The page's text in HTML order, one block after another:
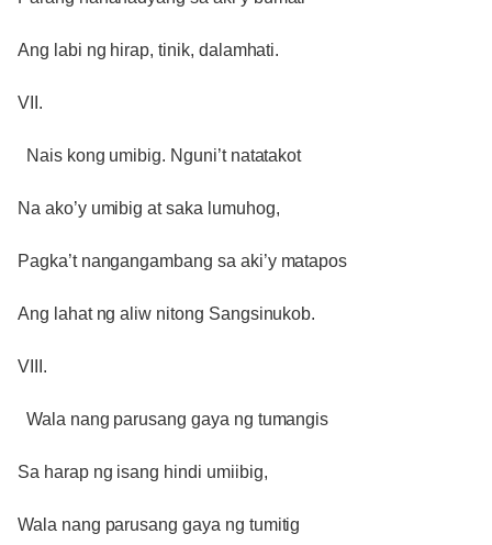
Ang labi ng hirap, tinik, dalamhati.
VII.
Nais kong umibig. Nguni’t natatakot
Na ako’y umibig at saka lumuhog,
Pagka’t nangangambang sa aki’y matapos
Ang lahat ng aliw nitong Sangsinukob.
VIII.
Wala nang parusang gaya ng tumangis
Sa harap ng isang hindi umiibig,
Wala nang parusang gaya ng tumitig